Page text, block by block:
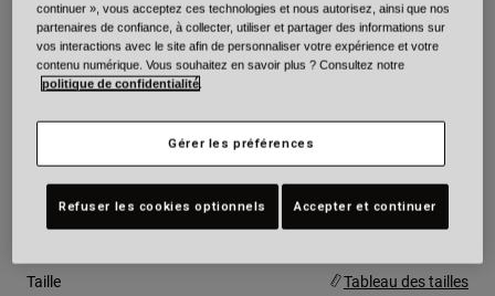
Price reduced from
129,95 € to 90,96 € 30% OFF
Couleur -
Taille Tableau des tailles
continuer », vous acceptez ces technologies et nous autorisez, ainsi que nos
partenaires de confiance, à collecter, utiliser et partager des informations sur
vos interactions avec le site afin de personnaliser votre expérience et votre
contenu numérique. Vous souhaitez en savoir plus ? Consultez notre
politique de confidentialité
Gérer les préférences
Refuser les cookies optionnels Accepter et continuer